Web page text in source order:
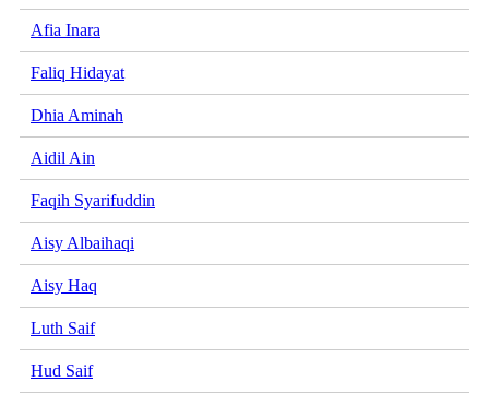
Afia Inara
Faliq Hidayat
Dhia Aminah
Aidil Ain
Faqih Syarifuddin
Aisy Albaihaqi
Aisy Haq
Luth Saif
Hud Saif